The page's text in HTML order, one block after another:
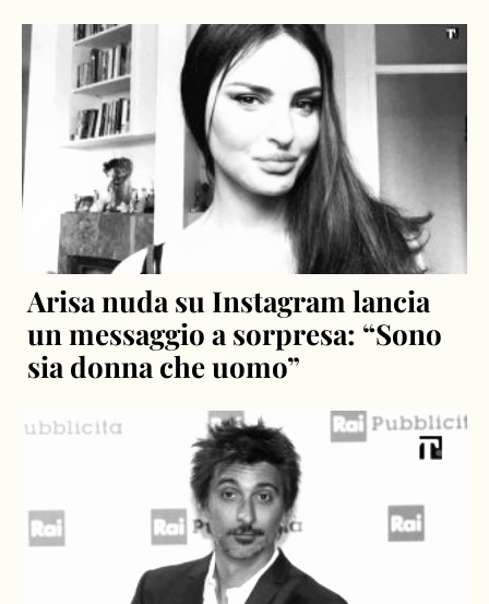
Arisa nuda su Instagram lancia
un messaggio a sorpresa: “Sono
sia donna che uomo”